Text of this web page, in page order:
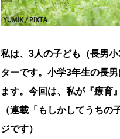
私は、3人の子ども（長男
ターです。小学3年生の長
ます。今回は、私が『療育
（連載「もしかしてうち
ジです）